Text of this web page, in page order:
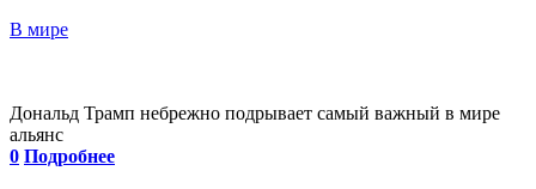
В мире
Дональд Трамп небрежно подрывает самый важный в мире
альянс
0 Подробнее